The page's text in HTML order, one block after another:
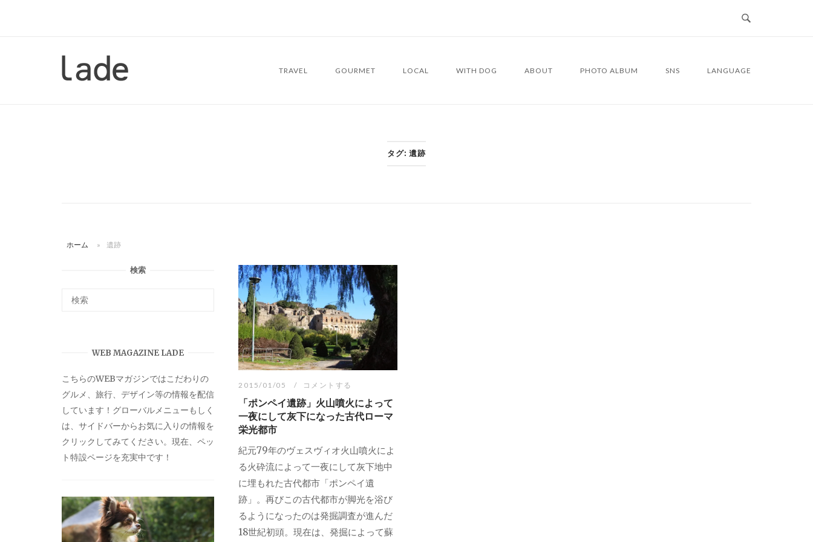
ー
TRAVEL GOURMET LOCAL WITH DOG ABOUT PHOTO ALBUM SNS LANGUAGE
タグ: 遺跡
ホーム » 遺跡
2015/01/05 コメントする
「ポンペイ遺跡」火山噴火によって
一夜にして灰下になった古代ローマ
栄光都市
紀元79年のヴェスヴィオ火山噴火によ
る火砕流によって一夜にして灰下地中
に埋もれた古代都市「ポンペイ遺
跡」。再びこの古代都市が脚光を浴び
るようになったのは発掘調査が進んだ
18世紀初頭。現在は、発掘によって蘇
検索
WEB MAGAZINE LADE
こちらのWEBマガジンではこだわりの
グルメ、旅行、デザイン等の情報を配信
しています！グローバルメニューもしく
は、サイドバーからお気に入りの情報を
クリックしてみてください。現在、ペッ
ト特設ページを充実中です！